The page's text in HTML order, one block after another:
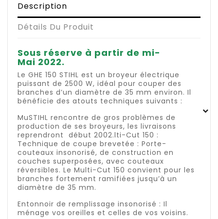
Description
Détails Du Produit
Sous réserve à partir de mi-
Mai 2022.
Le GHE 150 STIHL est un broyeur électrique
puissant de 2500 W, idéal pour couper des
branches d’un diamètre de 35 mm environ. Il
bénéficie des atouts techniques suivants :
MuSTIHL rencontre de gros problèmes de
production de ses broyeurs, les livraisons
reprendront début 2002.lti-Cut 150 :
Technique de coupe brevetée : Porte-
couteaux insonorisé, de construction en
couches superposées, avec couteaux
réversibles. Le Multi-Cut 150 convient pour les
branches fortement ramifiées jusqu’à un
diamètre de 35 mm.
Entonnoir de remplissage insonorisé : Il
ménage vos oreilles et celles de vos voisins.